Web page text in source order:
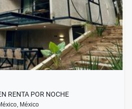
RENTA POR NOCHE
México